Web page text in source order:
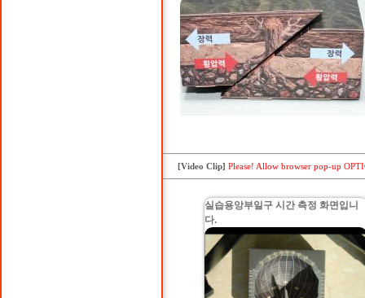
상상력 단층 모형입니다.
[06-25]
[Video Clip] Please! Allow browser pop-up
실습용앙부일구 시간 측정 화면입니
다.